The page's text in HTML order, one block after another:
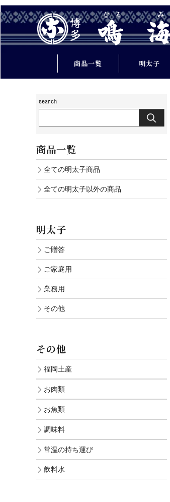
商品一覧 明太子
ご家庭用
明太子の商品一
商品一覧
全ての明太子商品
全ての明太子以外の商品
明太子
ご贈答
ご家庭用
業務用
その他
その他
福岡土産
お肉類
お魚類
調味料
常温の持ち運び
飲料水